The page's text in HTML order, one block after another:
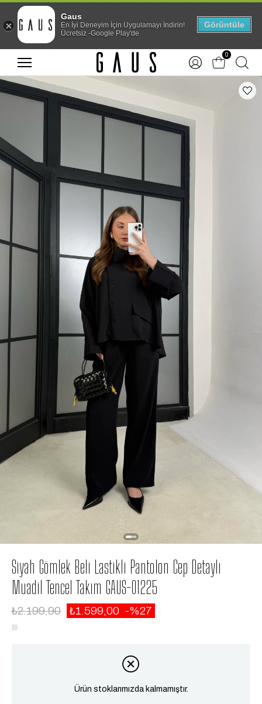
0
Siyah Gömlek Beli Lastikli Pantolon Cep Detaylı
Muadil Tencel Takım GAUS-01225
₺2.199,90 ₺1.599,00 27
Ürün stoklarımızda kalmamıştır.
Gaus
En İyi Deneyim İçin Uygulamayı İndirin!
Ücretsiz -Google Play'de
Görüntüle